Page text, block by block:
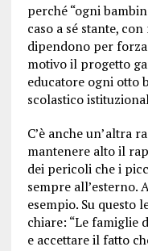
perché “ogni
caso a sé stante,
dipendono per
motivo il progetto
educatore ogni otto
scolastico
C’è anche un’altra
mantenere alto il
dei pericoli che i
sempre all’esterno.
esempio. Su questo
chiare: “Le famiglie
e accettare il fatto